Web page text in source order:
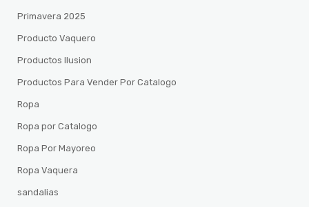
Primavera 2025
Producto Vaquero
Productos Ilusion
Productos Para Vender Por Catalogo
Ropa
Ropa por Catalogo
Ropa Por Mayoreo
Ropa Vaquera
sandalias